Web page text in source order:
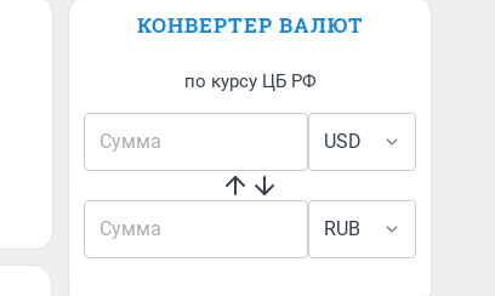
КОНВЕРТЕР ВАЛЮТ
по курсу ЦБ РФ
USD
RUB